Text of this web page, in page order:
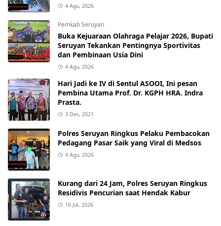
4 Agu, 2026
Pemkab Seruyan
Buka Kejuaraan Olahraga Pelajar 2026, Bupati
Seruyan Tekankan Pentingnya Sportivitas
dan Pembinaan Usia Dini
4 Agu, 2026
Hari Jadi ke IV di Sentul ASOOI, Ini pesan
Pembina Utama Prof. Dr. KGPH HRA. Indra
Prasta.
3 Des, 2021
Polres Seruyan Ringkus Pelaku Pembacokan
Pedagang Pasar Saik yang Viral di Medsos
4 Agu, 2026
Kurang dari 24 Jam, Polres Seruyan Ringkus
Residivis Pencurian saat Hendak Kabur
16 Jul, 2026